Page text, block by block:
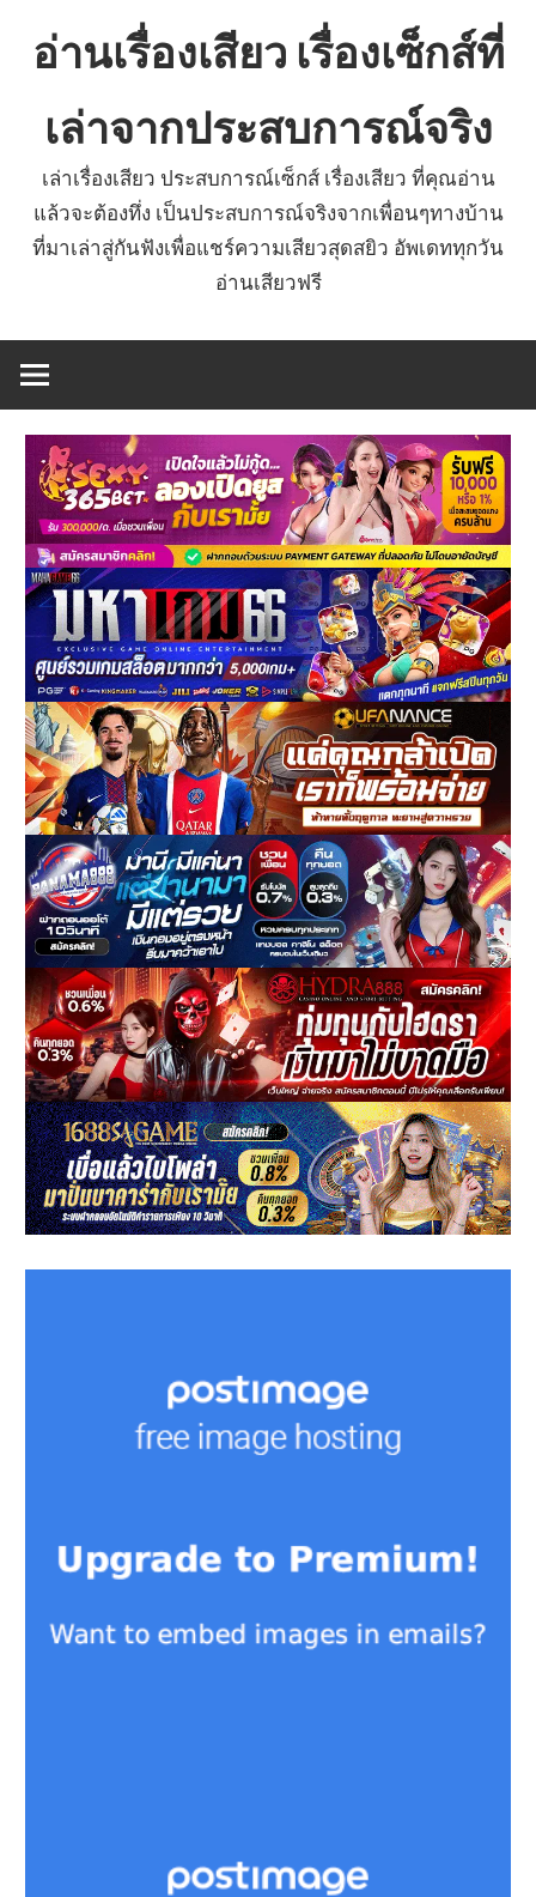
อ่านเรื่องเสียว เรื่องเซ็กส์ที่
เล่าจากประสบการณ์จริง
เล่าเรื่องเสียว ประสบการณ์เซ็กส์ เรื่องเสียว ที่คุณอ่าน
แล้วจะต้องทึ่ง เป็นประสบการณ์จริงจากเพื่อนๆทางบ้าน
ที่มาเล่าสู่กันฟังเพื่อแชร์ความเสียวสุดสยิว อัพเดททุกวัน
อ่านเสียวฟรี